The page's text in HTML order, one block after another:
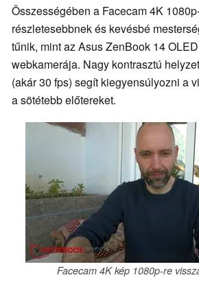
Összességében a Facecam 4K
részletesebbnek és kevésbé
tűnik, mint az Asus ZenBook 14
webkamerája. Nagy kontrasztú
(akár 30 fps) segít kiegyensúlyozni a
a sötétebb előtereket.
Facecam 4K kép 1080p-re